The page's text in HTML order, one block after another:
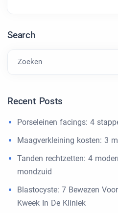
Search
Zoeken
Recent Posts
Porseleinen facings: 4
Maagverkleining kosten: 3
Tanden rechtzetten: 4
mondzuid
Blastocyste: 7 Bewezen
Kweek In De Kliniek